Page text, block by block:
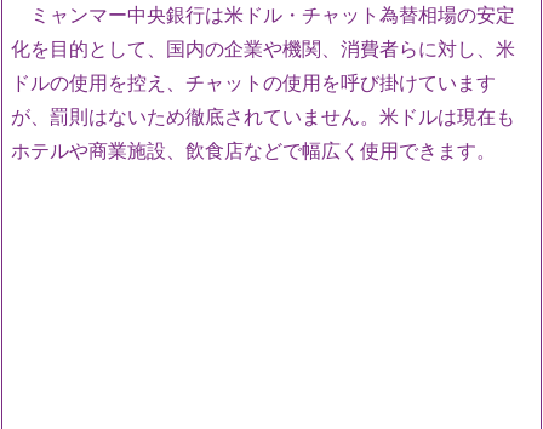
ミャンマー中央銀行は米ドル・チャット為替相場の安定
化を目的として、国内の企業や機関、消費者らに対し、米
ドルの使用を控え、チャットの使用を呼び掛けています
が、罰則はないため徹底されていません。米ドルは現在も
ホテルや商業施設、飲食店などで幅広く使用できます。